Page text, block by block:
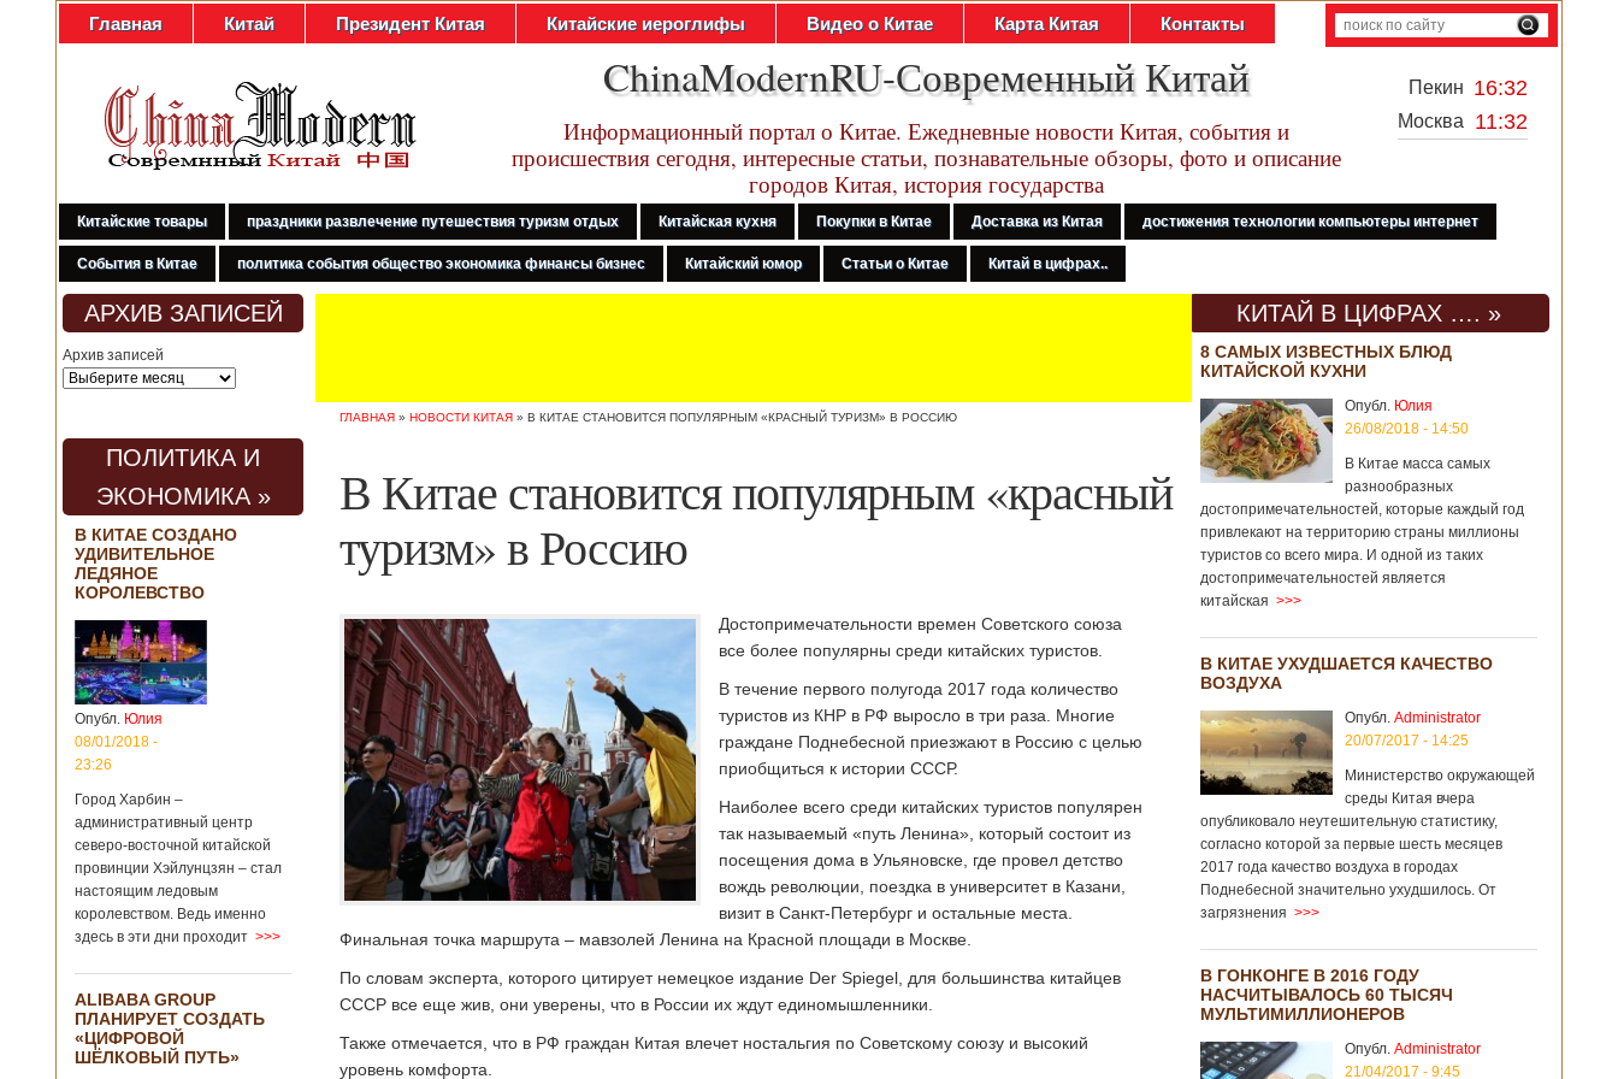
Главная Китай Президент Китая Китайские иероглифы Видео о Китае Карта Китая Контакты
ChinaModernRU-Современный Китай
Информационный портал о Китае. Ежедневные новости Китая, события и
происшествия сегодня, интересные статьи, познавательные обзоры, фото и описание
городов Китая, история государства
Пекин 16:32
Москва 11:32
Китайские товары праздники развлечение путешествия туризм отдых Китайская кухня Покупки в Китае Доставка из Китая достижения технологии компьютеры интернет
События в Китае политика события общество экономика финансы бизнес Китайский юмор Статьи о Китае Китай в цифрах..
АРХИВ ЗАПИСЕЙ
Архив записей
ПОЛИТИКА И
ЭКОНОМИКА »
В КИТАЕ СОЗДАНО
УДИВИТЕЛЬНОЕ
ЛЕДЯНОЕ
КОРОЛЕВСТВО
Опубл. Юлия
08/01/2018 -
23:26
Город Харбин –
административный центр
северо-восточной китайской
провинции Хэйлунцзян – стал
настоящим ледовым
королевством. Ведь именно
здесь в эти дни проходит >>>
ALIBABA GROUP
ПЛАНИРУЕТ СОЗДАТЬ
«ЦИФРОВОЙ
ШЁЛКОВЫЙ ПУТЬ»
ГЛАВНАЯ » НОВОСТИ КИТАЯ » В КИТАЕ СТАНОВИТСЯ ПОПУЛЯРНЫМ «КРАСНЫЙ ТУРИЗМ» В РОССИЮ
В Китае становится популярным «красный
туризм» в Россию
Достопримечательности времен Советского союза
все более популярны среди китайских туристов.
В течение первого полугода 2017 года количество
туристов из КНР в РФ выросло в три раза. Многие
граждане Поднебесной приезжают в Россию с целью
приобщиться к истории СССР.
Наиболее всего среди китайских туристов популярен
так называемый «путь Ленина», который состоит из
посещения дома в Ульяновске, где провел детство
вождь революции, поездка в университет в Казани,
визит в Санкт-Петербург и остальные места.
Финальная точка маршрута – мавзолей Ленина на Красной площади в Москве.
По словам эксперта, которого цитирует немецкое издание Der Spiegel, для большинства китайцев
СССР все еще жив, они уверены, что в России их ждут единомышленники.
Также отмечается, что в РФ граждан Китая влечет ностальгия по Советскому союзу и высокий
уровень комфорта.
КИТАЙ В ЦИФРАХ …. »
8 САМЫХ ИЗВЕСТНЫХ БЛЮД
КИТАЙСКОЙ КУХНИ
Опубл. Юлия
26/08/2018 - 14:50
В Китае масса самых
разнообразных
достопримечательностей, которые каждый год
привлекают на территорию страны миллионы
туристов со всего мира. И одной из таких
достопримечательностей является
китайская >>>
В КИТАЕ УХУДШАЕТСЯ КАЧЕСТВО
ВОЗДУХА
Опубл. Administrator
20/07/2017 - 14:25
Министерство окружающей
среды Китая вчера
опубликовало неутешительную статистику,
согласно которой за первые шесть месяцев
2017 года качество воздуха в городах
Поднебесной значительно ухудшилось. От
загрязнения >>>
В ГОНКОНГЕ В 2016 ГОДУ
НАСЧИТЫВАЛОСЬ 60 ТЫСЯЧ
МУЛЬТИМИЛЛИОНЕРОВ
Опубл. Administrator
21/04/2017 - 9:45